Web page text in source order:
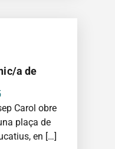
a de
Carol obre
plaça de
en […]